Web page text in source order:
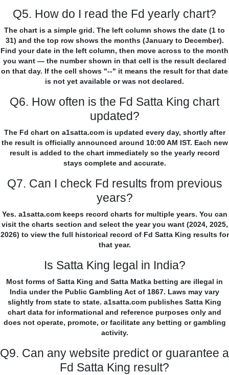
Q5. How do I read the Fd yearly chart?
The chart is a simple grid. The left column shows the date (1 to
31) and the top row shows the months (January to December).
Find your date in the left column, then move across to the month
you want — the number shown in that cell is the result declared
on that day. If the cell shows "--" it means the result for that date
is not yet available or was not declared.
Q6. How often is the Fd Satta King chart
updated?
The Fd chart on a1satta.com is updated every day, shortly after
the result is officially announced around 10:00 AM IST. Each new
result is added to the chart immediately so the yearly record
stays complete and accurate.
Q7. Can I check Fd results from previous
years?
Yes. a1satta.com keeps record charts for multiple years. You can
visit the charts section and select the year you want (2024, 2025,
2026) to view the full historical record of Fd Satta King results for
that year.
Is Satta King legal in India?
Most forms of Satta King and Satta Matka betting are illegal in
India under the Public Gambling Act of 1867. Laws may vary
slightly from state to state. a1satta.com publishes Satta King
chart data for informational and reference purposes only and
does not operate, promote, or facilitate any betting or gambling
activity.
Q9. Can any website predict or guarantee a
Fd Satta King result?